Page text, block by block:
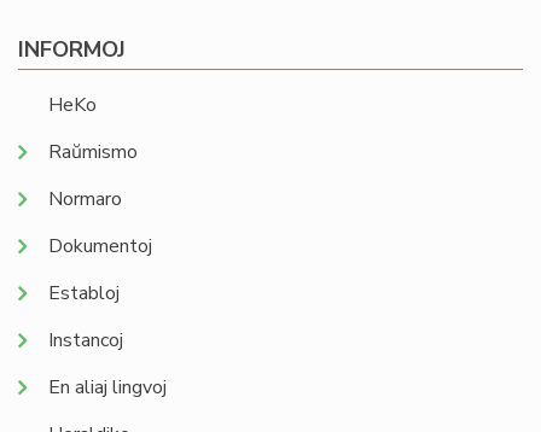
INFORMOJ
HeKo
Raŭmismo
Normaro
Dokumentoj
Establoj
Instancoj
En aliaj lingvoj